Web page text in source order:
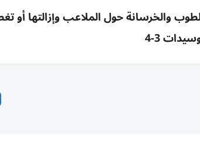
والخرسانة حول الملاعب وإزالتها أو